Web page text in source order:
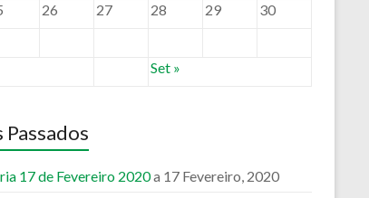
Set »
26 27 28 29
30
17 de Fevereiro 2020a 17 Fevereiro, 2020